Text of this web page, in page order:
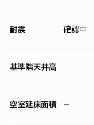
耐震 確認中
基準階天井高
空室延床面積 −